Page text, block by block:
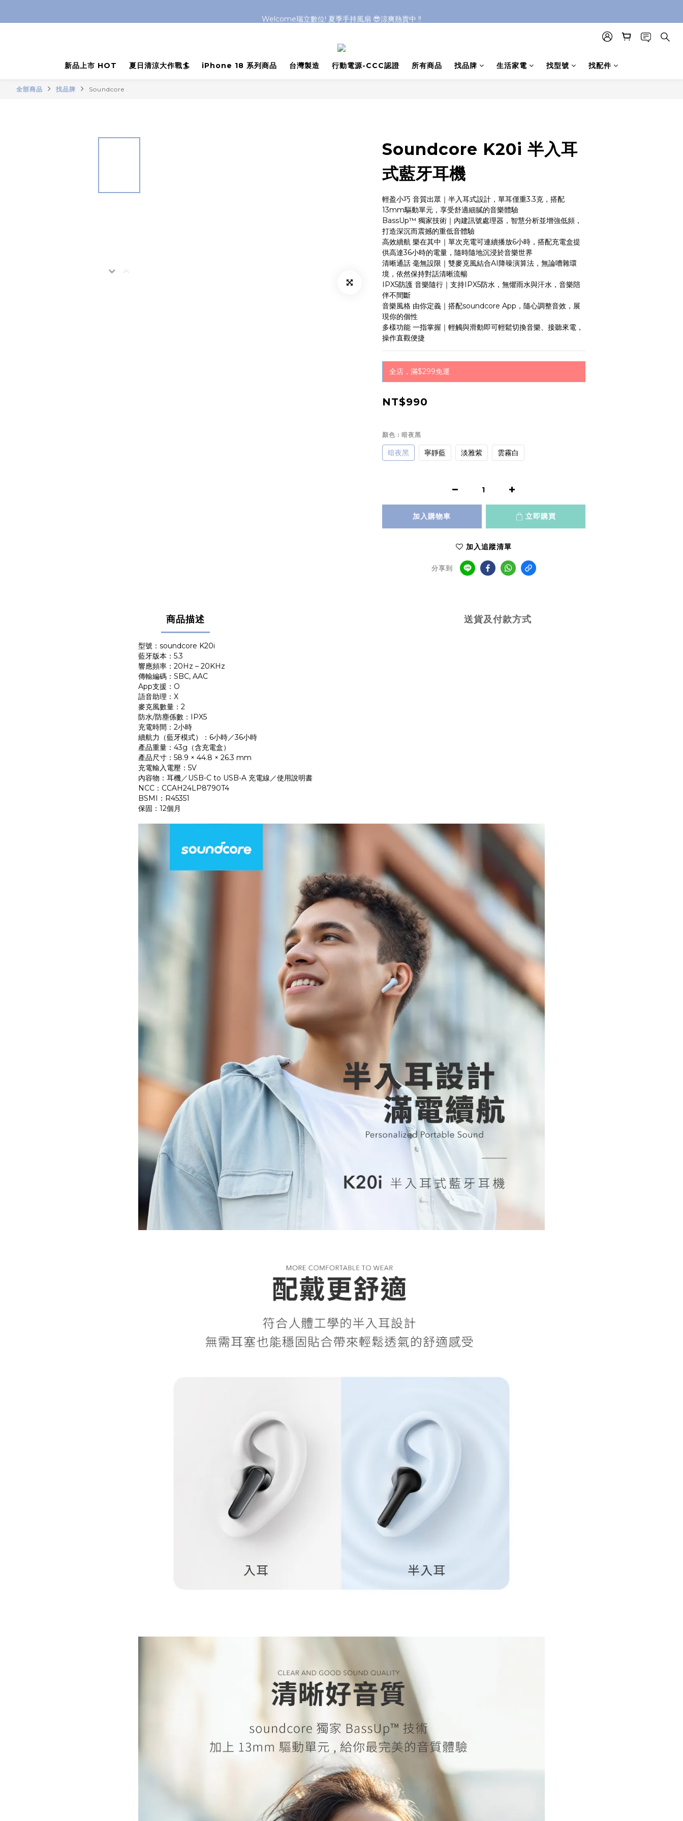
新品上市 HOT
夏日清涼大作戰🏄 iPhone 18 系列商品 台灣製造 行動電源-CCC認證 所有商品 找品牌 生活家電 找型號 找配件
全部商品 找品牌 Soundcore
Soundcore K20i 半入耳
式藍牙耳機
輕盈小巧 音質出眾｜半入耳式設計，單耳僅重3.3克，搭配
13mm驅動單元，享受舒適細膩的音樂體驗
BassUp™ 獨家技術｜內建訊號處理器，智慧分析並增強低頻，
打造深沉而震撼的重低音體驗
高效續航 樂在其中｜單次充電可連續播放6小時，搭配充電盒提
供高達36小時的電量，隨時隨地沉浸於音樂世界
清晰通話 毫無設限｜雙麥克風結合AI降噪演算法，無論嘈雜環
境，依然保持對話清晰流暢
IPX5防護 音樂隨行｜支持IPX5防水，無懼雨水與汗水，音樂陪
伴不間斷
音樂風格 由你定義｜搭配soundcore App，隨心調整音效，展
現你的個性
多樣功能 一指掌握｜輕觸與滑動即可輕鬆切換音樂、接聽來電，
操作直觀便捷
全店，滿$299免運
NT$990
顏色 : 暗夜黑
暗夜黑 寧靜藍 淡雅紫 雲霧白
加入購物車 立即購買
加入追蹤清單
分享到
商品描述 送貨及付款方式
型號：soundcore K20i
藍牙版本：5.3
響應頻率：20Hz – 20KHz
傳輸編碼：SBC, AAC
App支援：O
語音助理：X
麥克風數量：2
防水/防塵係數：IPX5
充電時間：2小時
續航力（藍牙模式）：6小時／36小時
產品重量：43g（含充電盒）
產品尺寸：58.9 × 44.8 × 26.3 mm
充電輸入電壓：5V
內容物：耳機／USB-C to USB-A 充電線／使用說明書
NCC：CCAH24LP8790T4
BSMI：R45351
保固：12個月